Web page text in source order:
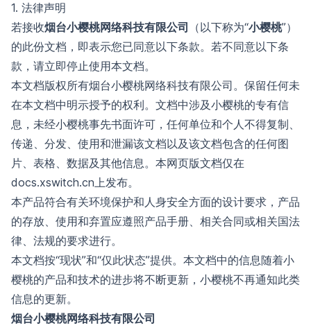
1. 法律声明
若接收烟台小樱桃网络科技有限公司 （以下称为“小樱桃”）
的此份文档，即表示您已同意以下条款。若不同意以下条
款，请立即停止使用本文档。
本文档版权所有烟台小樱桃网络科技有限公司。保留任何未
在本文档中明示授予的权利。文档中涉及小樱桃的专有信
息，未经小樱桃事先书面许可，任何单位和个人不得复制、
传递、分发、使用和泄漏该文档以及该文档包含的任何图
片、表格、数据及其他信息。本网页版文档仅在
docs.xswitch.cn上发布。
本产品符合有关环境保护和人身安全方面的设计要求，产品
的存放、使用和弃置应遵照产品手册、相关合同或相关国法
律、法规的要求进行。
本文档按“现状”和“仅此状态”提供。本文档中的信息随着小
樱桃的产品和技术的进步将不断更新，小樱桃不再通知此类
信息的更新。
烟台小樱桃网络科技有限公司